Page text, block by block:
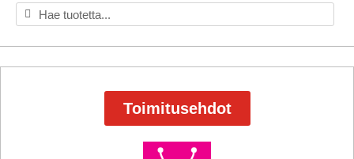
Toimitusehdot